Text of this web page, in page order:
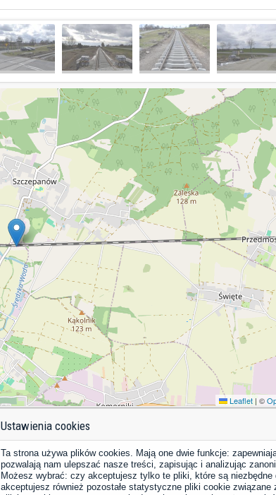
Leaflet | ©
Ustawienia cookies
Ta strona używa plików cookies. Mają one dwie funkcje:
pozwalają nam ulepszać nasze treści, zapisując i analizując
Możesz wybrać: czy akceptujesz tylko te pliki, które są
akceptujesz również pozostałe statystyczne pliki cookie